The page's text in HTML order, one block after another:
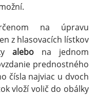
na úpravu
z hlasovacích lístkov
alebo na jednom
prednostného
čísla najviac u dvoch
vloží volič do obálky